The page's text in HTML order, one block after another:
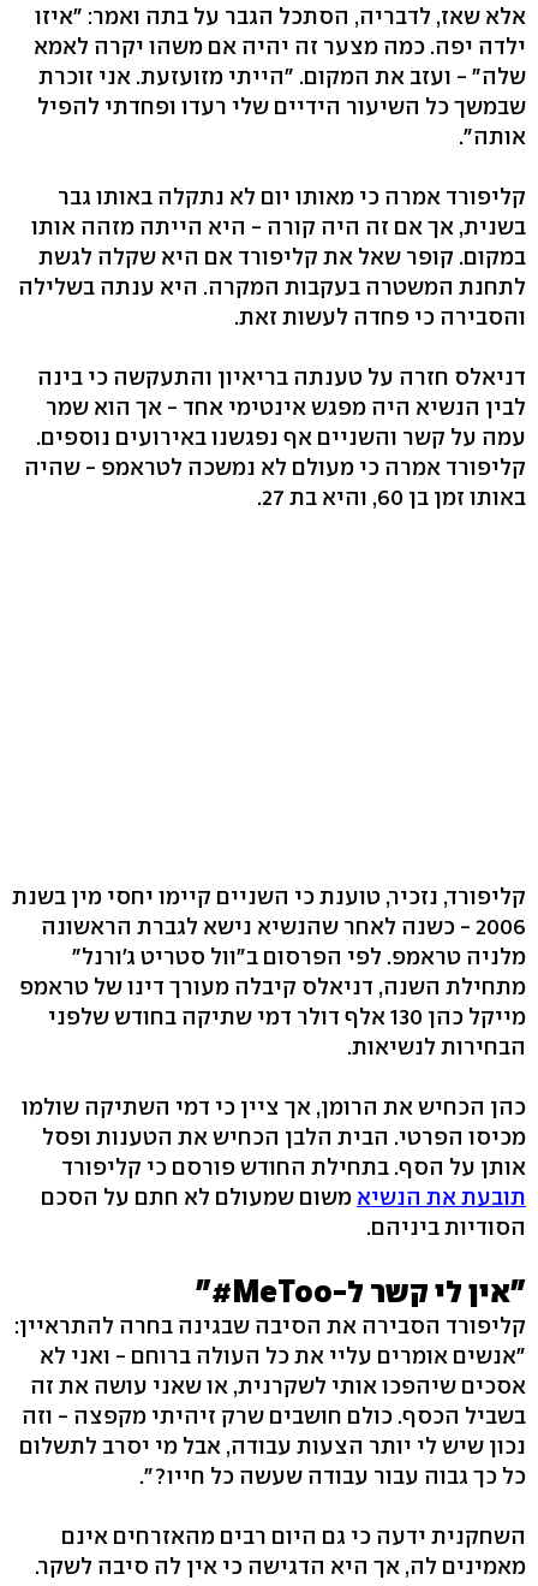
אלא שאז, לדבריה, הסתכל הגבר על בתה ואמר: "איזו
ילדה יפה. כמה מצער זה יהיה אם משהו יקרה לאמא
שלה" - ועזב את המקום. "הייתי מזועזעת. אני זוכרת
שבמשך כל השיעור הידיים שלי רעדו ופחדתי להפיל
אותה".
קליפורד אמרה כי מאותו יום לא נתקלה באותו גבר
בשנית, אך אם זה היה קורה - היא הייתה מזהה אותו
במקום. קופר שאל את קליפורד אם היא שקלה לגשת
לתחנת המשטרה בעקבות המקרה. היא ענתה בשלילה
והסבירה כי פחדה לעשות זאת.
דניאלס חזרה על טענתה בריאיון והתעקשה כי בינה
לבין הנשיא היה מפגש אינטימי אחד - אך הוא שמר
עמה על קשר והשניים אף נפגשנו באירועים נוספים.
קליפורד אמרה כי מעולם לא נמשכה לטראמפ - שהיה
באותו זמן בן 60, והיא בת 27.
קליפורד, נזכיר, טוענת כי השניים קיימו יחסי מין בשנת
2006 - כשנה לאחר שהנשיא נישא לגברת הראשונה
מלניה טראמפ. לפי הפרסום ב"וול סטריט ג'ורנל"
מתחילת השנה, דניאלס קיבלה מעורך דינו של טראמפ
מייקל כהן 130 אלף דולר דמי שתיקה בחודש שלפני
הבחירות לנשיאות.
כהן הכחיש את הרומן, אך ציין כי דמי השתיקה שולמו
מכיסו הפרטי. הבית הלבן הכחיש את הטענות ופסל
אותן על הסף. בתחילת החודש פורסם כי קליפורד
תובעת את הנשיא משום שמעולם לא חתם על הסכם
הסודיות ביניהם.
"אין לי קשר ל-MeToo#"
קליפורד הסבירה את הסיבה שבגינה בחרה להתראיין:
"אנשים אומרים עליי את כל העולה ברוחם - ואני לא
אסכים שיהפכו אותי לשקרנית, או שאני עושה את זה
בשביל הכסף. כולם חושבים שרק זיהיתי מקפצה - וזה
נכון שיש לי יותר הצעות עבודה, אבל מי יסרב לתשלום
כל כך גבוה עבור עבודה שעשה כל חייו?".
השחקנית ידעה כי גם היום רבים מהאזרחים אינם
מאמינים לה, אך היא הדגישה כי אין לה סיבה לשקר.